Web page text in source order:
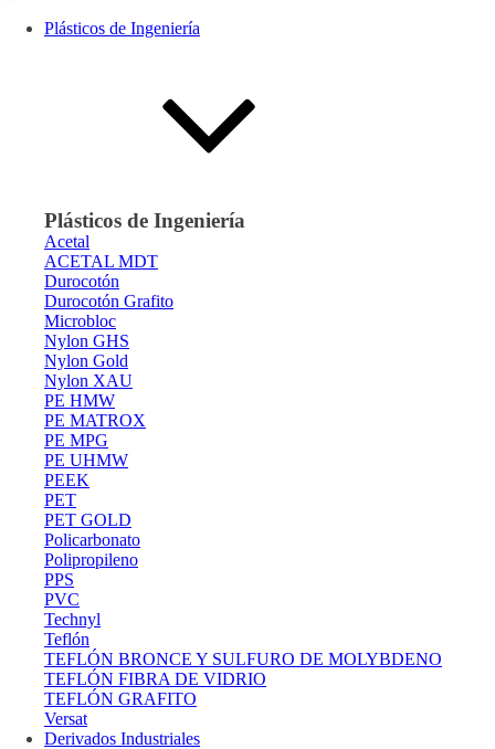
Plásticos de Ingeniería
Plásticos de Ingeniería
Acetal
ACETAL MDT
Durocotón
Durocotón Grafito
Microbloc
Nylon GHS
Nylon Gold
Nylon XAU
PE HMW
PE MATROX
PE MPG
PE UHMW
PEEK
PET
PET GOLD
Policarbonato
Polipropileno
PPS
PVC
Technyl
Teflón
TEFLÓN BRONCE Y SULFURO DE MOLYBDENO
TEFLÓN FIBRA DE VIDRIO
TEFLÓN GRAFITO
Versat
Derivados Industriales